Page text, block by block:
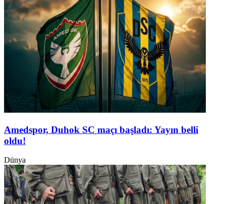
Amedspor, Duhok SC maçı başladı: Yayın belli
oldu!
Dünya